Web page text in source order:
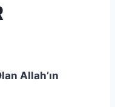
Allah’ın